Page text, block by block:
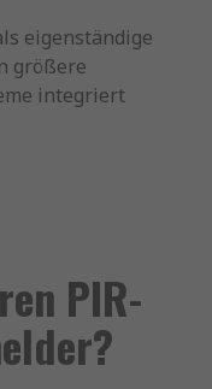
eigenständige
größere
integriert
PIR-